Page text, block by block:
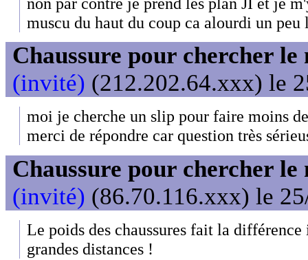
muscu du haut du coup ca alourdi un
Chaussure pour chercher
(invité) (212.202.64.xxx) le
moi je cherche un slip pour faire moins
merci de répondre car question très
Chaussure pour chercher
(invité) (86.70.116.xxx) le
Le poids des chaussures fait la
grandes distances !